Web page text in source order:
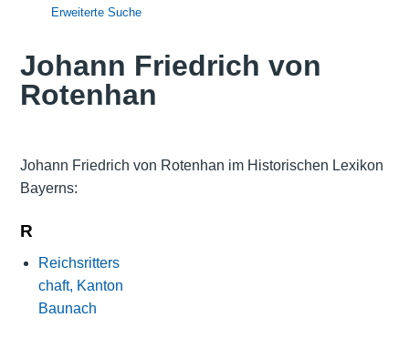
Erweiterte Suche
Johann Friedrich von
Rotenhan
Johann Friedrich von Rotenhan im Historischen Lexikon
Bayerns:
R
Reichsritters
chaft, Kanton
Baunach